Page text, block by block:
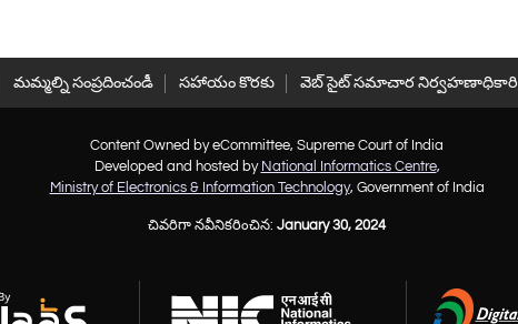
మమ్మల్ని సంప్రదించండీ సహాయం కొరకు వెబ్ సైట్ సమాచార నిర్వహణాధికారి
Content Owned by eCommittee, Supreme Court of India
Developed and hosted by National Informatics Centre,
Ministry of Electronics & Information Technology, Government of India
చివరిగా నవీనికరించిన: January 30, 2024